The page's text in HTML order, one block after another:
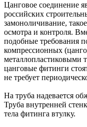
Цанговое соединение
российских
замоноличивание,
осмотра и контроля.
подобные требования
компрессионных
металлопластиковыми
цанговые фитинги
не требует
На труба надевается
Труба внутренней
тела фитинга втулку.